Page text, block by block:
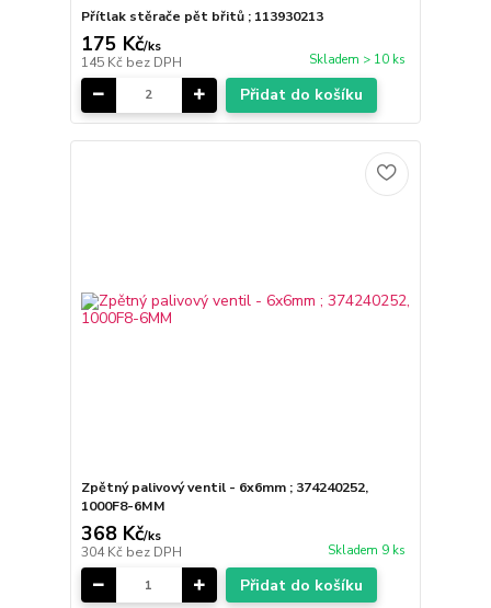
Přítlak stěrače pět břitů ; 113930213
175 Kč/ks
145 Kč bez DPH Skladem > 10 ks
Přidat do košíku
Zpětný palivový ventil - 6x6mm ; 374240252,
1000F8-6MM
368 Kč/ks
304 Kč bez DPH Skladem 9 ks
Přidat do košíku